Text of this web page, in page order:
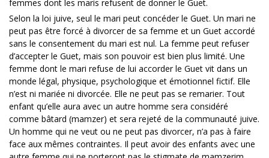
femmes dont les maris refusent de donner le Guet.
Selon la loi juive, seul le mari peut concéder le Guet. Un mari ne
peut pas être forcé à divorcer de sa femme et un Guet accordé
sans le consentement du mari est nul. La femme peut refuser
d’accepter le Guet, mais son pouvoir est bien plus limité. Une
femme dont le mari refuse de lui accorder le Guet vit dans un
monde légal, physique, psychologique et émotionnel fictif. Elle
n’est ni mariée ni divorcée. Elle ne peut pas se remarier. Tout
enfant qu’elle aura avec un autre homme sera considéré
comme bâtard (mamzer) et sera rejeté de la communauté juive.
Un homme qui ne veut ou ne peut pas divorcer, n’a pas à faire
face aux mêmes contraintes. Il peut avoir des enfants avec une